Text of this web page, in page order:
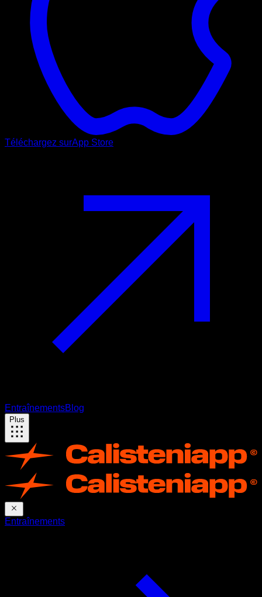
Téléchargez surApp Store
EntraînementsBlog
Plus
Entraînements